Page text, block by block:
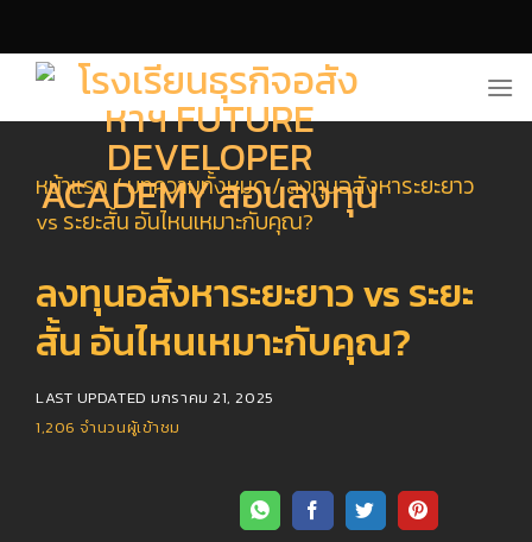
content
หน้าแรก /บทความทั้งหมด/ลงทุนอสังหาระยะยาว
vs ระยะสั้น อันไหนเหมาะกับคุณ?
ลงทุนอสังหาระยะยาว vs ระยะ
สั้น อันไหนเหมาะกับคุณ?
LAST UPDATEDมกราคม 21, 2025
1,206 จำนวนผู้เข้าชม